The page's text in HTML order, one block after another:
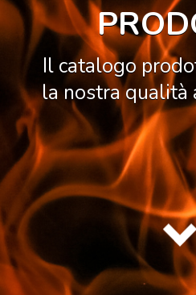
Il catalogo
la nostra qualità